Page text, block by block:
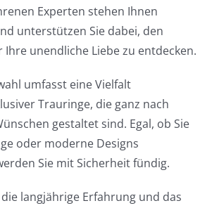
Experten stehen Ihnen
unterstützen Sie dabei, den
unendliche Liebe zu entdecken.
umfasst eine Vielfalt
Trauringe, die ganz nach
gestaltet sind. Egal, ob Sie
oder moderne Designs
Sie mit Sicherheit fündig.
langjährige Erfahrung und das